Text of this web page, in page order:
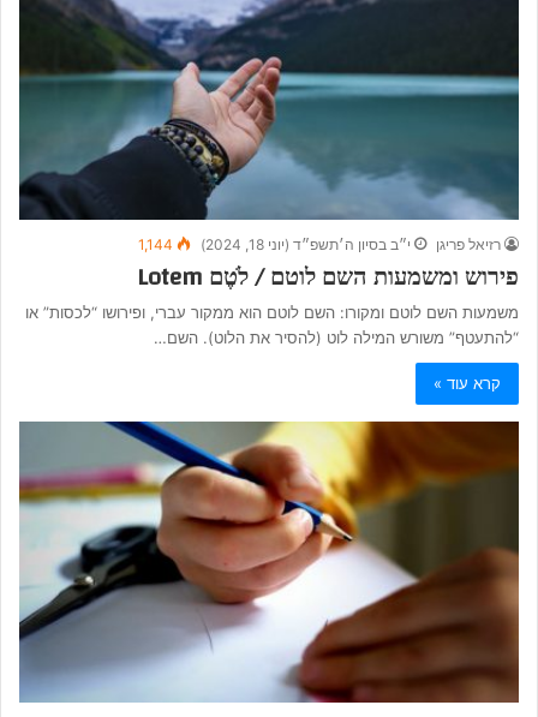
רזיאל פריגן י״ב בסיון ה׳תשפ״ד (יוני 18, 2024) 1,144
פירוש ומשמעות השם לוטם / לֹטֶם Lotem
משמעות השם לוטם ומקורו: השם לוטם הוא ממקור עברי, ופירושו “לכסות” או
“להתעטף” משורש המילה לוט (להסיר את הלוט). השם…
קרא עוד »